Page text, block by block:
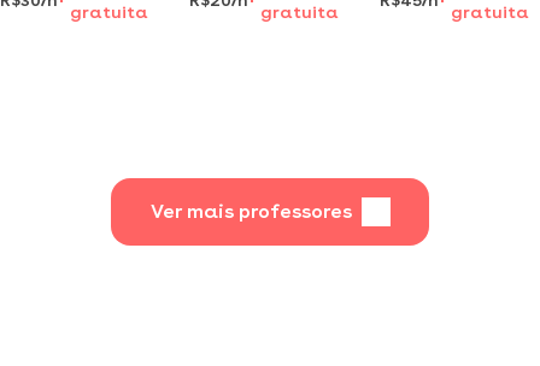
gratuita
história, aulas via
gratuita
domicilio castilho
gratuita
Ver mais professores